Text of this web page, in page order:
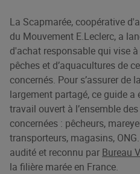
La Scapmarée, coopérative
du Mouvement E.Leclerc, a
d'achat responsable qui vise
pêches et d’aquacultures de
concernés. Pour s’assurer de
largement partagé, ce guide a
travail ouvert à l’ensemble
concernées : pêcheurs,
transporteurs, magasins,
audité et reconnu par Bureau
la filière marée en France.